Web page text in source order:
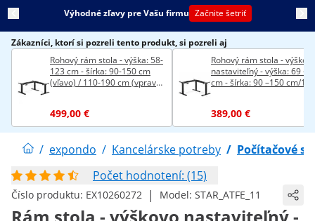
Výhodné zľavy pre Vašu firmu Začnite šetriť
Zákazníci, ktorí si pozreli tento produkt, si pozreli aj
Rohový rám stola - výška: 58-
123 cm - šírka: 90-150 cm
(vľavo) / 110-190 cm (vpravo)
499,00 €
Rohový rám stola -
nastaviteľný - výška: 69 –
cm - šírka: 90 –150 cm/
389,00 €
/ expondo / Kancelárske potreby / Počítačové
Počet hodnotení: (15)
Číslo produktu: EX10260272 | Model: STAR_ATFE_11